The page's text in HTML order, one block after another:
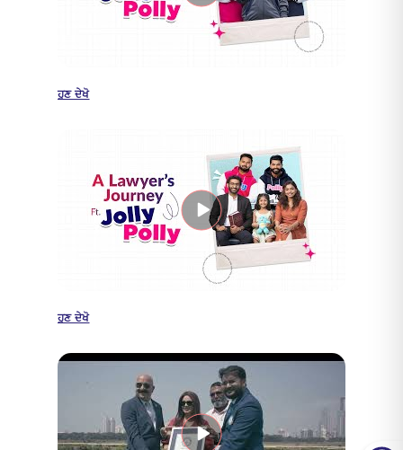
ਹੁਣ ਦੇਖੋ
ਹੁਣ ਦੇਖੋ